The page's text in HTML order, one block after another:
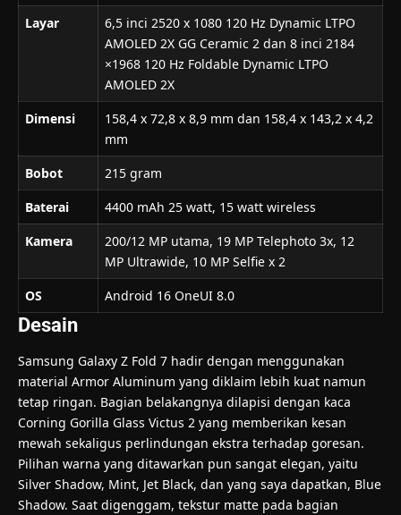
Layar
6,5 inci 2520 x 1080 120 Hz Dynamic LTPO
AMOLED 2X GG Ceramic 2 dan 8 inci 2184
×1968 120 Hz Foldable Dynamic LTPO
AMOLED 2X
Dimensi
158,4 x 72,8 x 8,9 mm dan 158,4 x 143,2 x 4,2
mm
Bobot
215 gram
Baterai
4400 mAh 25 watt, 15 watt wireless
Kamera
200/12 MP utama, 19 MP Telephoto 3x, 12
MP Ultrawide, 10 MP Selfie x 2
OS
Android 16 OneUI 8.0
Desain
Samsung Galaxy Z Fold 7 hadir dengan menggunakan
material Armor Aluminum yang diklaim lebih kuat namun
tetap ringan. Bagian belakangnya dilapisi dengan kaca
Corning Gorilla Glass Victus 2 yang memberikan kesan
mewah sekaligus perlindungan ekstra terhadap goresan.
Pilihan warna yang ditawarkan pun sangat elegan, yaitu
Silver Shadow, Mint, Jet Black, dan yang saya dapatkan, Blue
Shadow. Saat digenggam, tekstur matte pada bagian